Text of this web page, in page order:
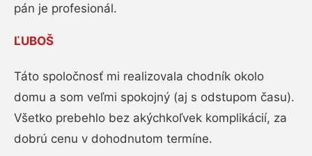
pán je profesionál.
ĽUBOŠ
Táto spoločnosť mi realizovala chodník okolo
domu a som veľmi spokojný (aj s odstupom času).
Všetko prebehlo bez akýchkoľvek komplikácií, za
dobrú cenu v dohodnutom termíne.